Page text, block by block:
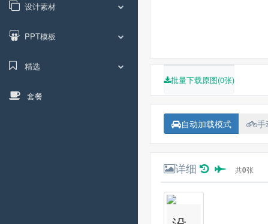
设计素材
PPT模板
精选
套餐
批量下载原图(0张)
自动加载模式 手
详细 共0张